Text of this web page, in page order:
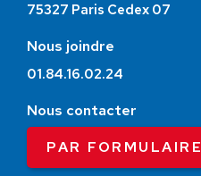
75327 Paris Cedex 07
Nous joindre
01.84.16.02.24
Nous contacter
PAR FORMULAIRE